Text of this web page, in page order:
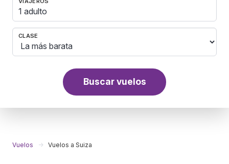
1 adulto
CLASE
Buscar vuelos
Vuelos Vuelos a Suiza